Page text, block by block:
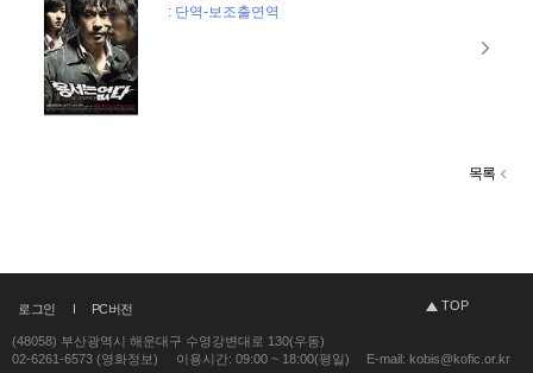
: 단역-보조출연역
목록
로그인 PC버전 TOP
(48058) 부산광역시 해운대구 수영강변대로 130(우동)
02-6261-6573 (영화정보)
이용시간: 09:00 ~ 18:00(평일) E-mail: kobis@kofic.or.kr